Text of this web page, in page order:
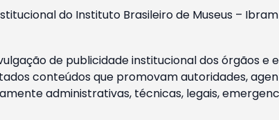
do Instituto Brasileiro de Museus –
de publicidade institucional dos órgãos e
conteúdos que promovam autoridades,
administrativas, técnicas, legais,